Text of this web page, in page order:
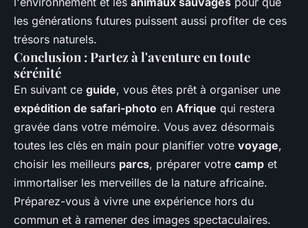
les générations futures puissent aussi profiter de ces
trésors naturels.
Conclusion : Partez à l'aventure en toute
sérénité
En suivant ce guide, vous êtes prêt à organiser une
expédition de safari-photo en Afrique qui restera
gravée dans votre mémoire. Vous avez désormais
toutes les clés en main pour planifier votre voyage,
choisir les meilleurs parcs, préparer votre camp et
immortaliser les merveilles de la nature africaine.
Préparez-vous à vivre une expérience hors du
commun et à ramener des images spectaculaires.